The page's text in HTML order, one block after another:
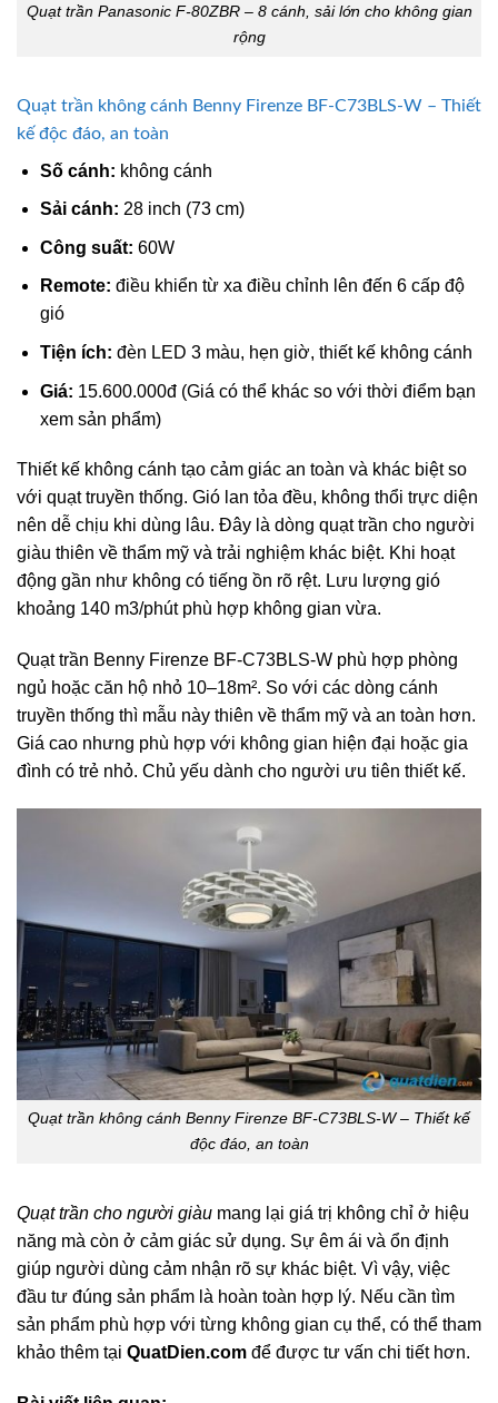
Quạt trần Panasonic F-80ZBR – 8 cánh, sải lớn cho không gian
rộng
Quạt trần không cánh Benny Firenze BF-C73BLS-W – Thiết
kế độc đáo, an toàn
Số cánh: không cánh
Sải cánh: 28 inch (73 cm)
Công suất: 60W
Remote: điều khiển từ xa điều chỉnh lên đến 6 cấp độ
gió
Tiện ích: đèn LED 3 màu, hẹn giờ, thiết kế không cánh
Giá: 15.600.000đ (Giá có thể khác so với thời điểm bạn
xem sản phẩm)
Thiết kế không cánh tạo cảm giác an toàn và khác biệt so
với quạt truyền thống. Gió lan tỏa đều, không thổi trực diện
nên dễ chịu khi dùng lâu. Đây là dòng quạt trần cho người
giàu thiên về thẩm mỹ và trải nghiệm khác biệt. Khi hoạt
động gần như không có tiếng ồn rõ rệt. Lưu lượng gió
khoảng 140 m3/phút phù hợp không gian vừa.
Quạt trần Benny Firenze BF-C73BLS-W phù hợp phòng
ngủ hoặc căn hộ nhỏ 10–18m². So với các dòng cánh
truyền thống thì mẫu này thiên về thẩm mỹ và an toàn hơn.
Giá cao nhưng phù hợp với không gian hiện đại hoặc gia
đình có trẻ nhỏ. Chủ yếu dành cho người ưu tiên thiết kế.
Quạt trần không cánh Benny Firenze BF-C73BLS-W – Thiết kế
độc đáo, an toàn
Quạt trần cho người giàu mang lại giá trị không chỉ ở hiệu
năng mà còn ở cảm giác sử dụng. Sự êm ái và ổn định
giúp người dùng cảm nhận rõ sự khác biệt. Vì vậy, việc
đầu tư đúng sản phẩm là hoàn toàn hợp lý. Nếu cần tìm
sản phẩm phù hợp với từng không gian cụ thể, có thể tham
khảo thêm tại QuatDien.com để được tư vấn chi tiết hơn.